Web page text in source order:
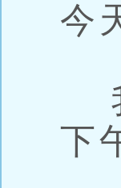
今
下